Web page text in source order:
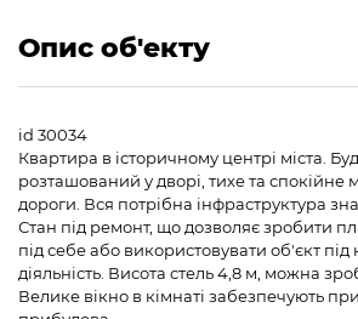
Опис об'екту
id 30034
Квартира в історичному центрі міста.
розташований у дворі, тихе та спокійне
дороги. Вся потрібна інфраструктура
Стан під ремонт, що дозволяє зробити
під себе або використовувати об'єкт
діяльність. Висота стель 4,8 м, можна
Велике вікно в кімнаті забезпечують